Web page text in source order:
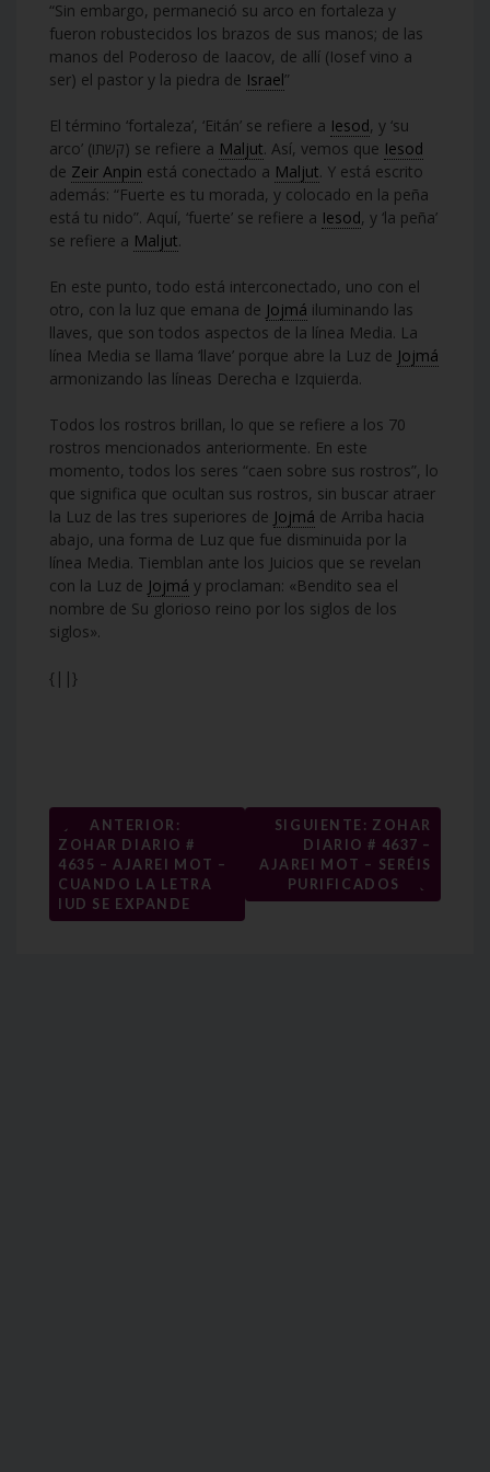
“Sin embargo, permaneció su arco en fortaleza y
fueron robustecidos los brazos de sus manos; de las
manos del Poderoso de Iaacov, de allí (Iosef vino a
ser) el pastor y la piedra de Israel”
El término ‘fortaleza’, ‘Eitán’ se refiere a Iesod, y ‘su
arco’ (קשתו) se refiere a Maljut. Así, vemos que Iesod
de Zeir Anpin está conectado a Maljut. Y está escrito
además: “Fuerte es tu morada, y colocado en la peña
está tu nido”. Aquí, ‘fuerte’ se refiere a Iesod, y ‘la peña’
se refiere a Maljut.
En este punto, todo está interconectado, uno con el
otro, con la luz que emana de Jojmá iluminando las
llaves, que son todos aspectos de la línea Media. La
línea Media se llama ‘llave’ porque abre la Luz de Jojmá
armonizando las líneas Derecha e Izquierda.
Todos los rostros brillan, lo que se refiere a los 70
rostros mencionados anteriormente. En este
momento, todos los seres “caen sobre sus rostros”, lo
que significa que ocultan sus rostros, sin buscar atraer
la Luz de las tres superiores de Jojmá de Arriba hacia
abajo, una forma de Luz que fue disminuida por la
línea Media. Tiemblan ante los Juicios que se revelan
con la Luz de Jojmá y proclaman: «Bendito sea el
nombre de Su glorioso reino por los siglos de los
siglos».
{||}
Navegación
de
entradas
←
ANTERIOR:
ZOHAR DIARIO #
4635 – AJAREI MOT –
CUANDO LA LETRA
IUD SE EXPANDE
SIGUIENTE: ZOHAR
DIARIO # 4637 –
AJAREI MOT – SERÉIS
PURIFICADOS
→